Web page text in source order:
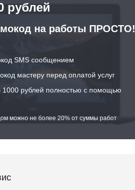
рублей
на работы ПРОСТО!
SMS сообщением
мастеру перед оплатой услуг
1000 рублей полностью с помощью
можно не более 20% от суммы работ